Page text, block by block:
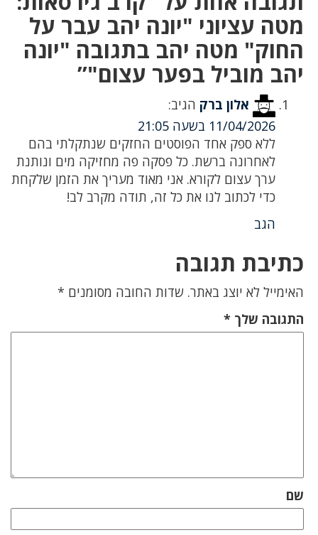
מטה עציוני "יונה יהב עבר על
החוק" מטה יהב בתגובה "יונה
יהב מוביל בפער עצום"”
אלון ברק הגיב:
11/04/2026 בשעה 21:05
ללא ספק אחד הפוסטים החזקים שנתקלתי בהם
לאחרונה ברשת. כל פסקה פה מחזיקה מים ונותנת
ערך עצום לקורא. אני מאוד מעריך את הזמן שלקחת
כדי לכתוב לנו את כל זה, תודה מקרב לב!
הגב
כתיבת תגובה
האימייל לא יוצג באתר. שדות החובה מסומנים *
התגובה שלך *
שם